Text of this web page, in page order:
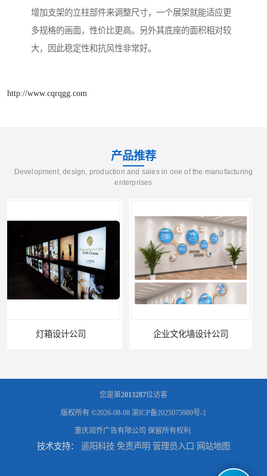
增加支架的立柱部件来调整尺寸，一个展架就能适应更
多规格的画面，性价比更高。另外其底座的面积相对较
大，因此稳定性和抗风性非常好。
http://www.cqrqgg.com
产品推荐
Development, design, production and sales in one of the manufacturing
enterprises
企业文化墙设计公司 标识标牌设计公司
您是第2013287位访客
版权所有 ©2026-08-08 渝ICP备2025075980号-1
重庆润乔广告有限公司 保留所有权利.
技术支持： 遥阳科技 免责声明 管理员入口 网站地图